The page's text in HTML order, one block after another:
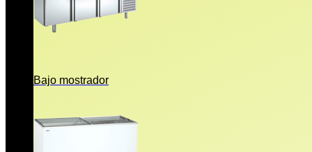
Bajo mostrador